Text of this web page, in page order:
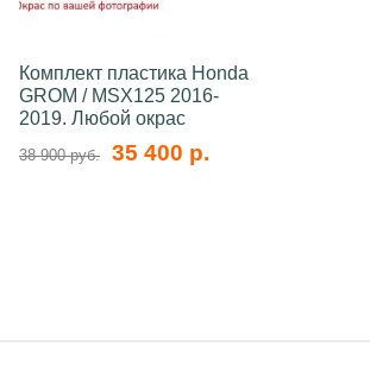
Комплект пластика Honda
GROM / MSX125 2016-
2019. Любой окрас
38 900 руб. 35 400 р.